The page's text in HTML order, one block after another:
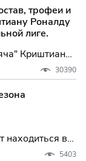
трофеи и
Роналду
лиге.
Криштиану
подписал
по
30390
находиться в
себя во5403